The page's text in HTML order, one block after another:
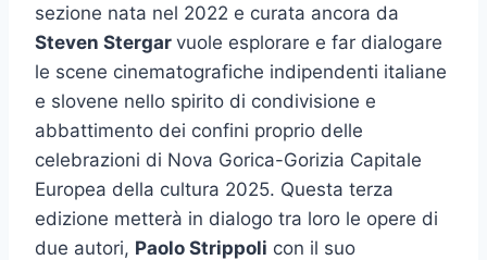
sezione nata nel 2022 e curata ancora da
Steven Stergar vuole esplorare e far dialogare
le scene cinematografiche indipendenti italiane
e slovene nello spirito di condivisione e
abbattimento dei confini proprio delle
celebrazioni di Nova Gorica-Gorizia Capitale
Europea della cultura 2025. Questa terza
edizione metterà in dialogo tra loro le opere di
due autori, Paolo Strippoli con il suo